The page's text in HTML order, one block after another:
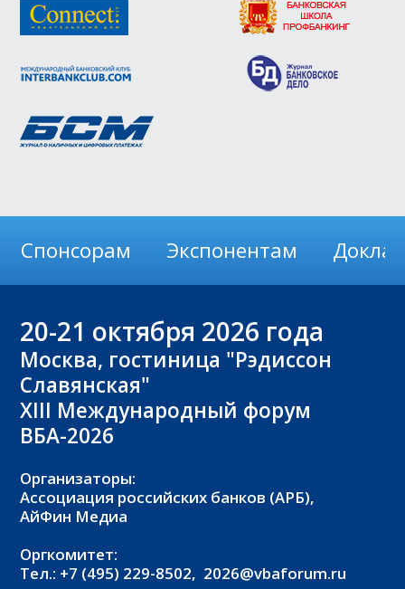
Спонсорам Экспонентам
20-21 октября 2026 года
Москва, гостиница "Рэдиссон
Славянская"
XIII Международный форум
ВБА-2026
Организаторы:
Ассоциация российских банков (АРБ),
АйФин Медиа
Оргкомитет:
Тел.: +7 (495) 229-8502, 2026@vbaforum.ru